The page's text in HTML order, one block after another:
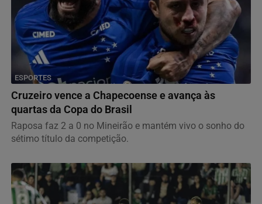
ESPORTES
Cruzeiro vence a Chapecoense e avança às
quartas da Copa do Brasil
Raposa faz 2 a 0 no Mineirão e mantém vivo o sonho do
sétimo título da competição.